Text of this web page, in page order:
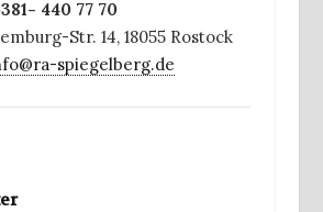
440 77 70
Str. 14, 18055 Rostock
spiegelberg.de